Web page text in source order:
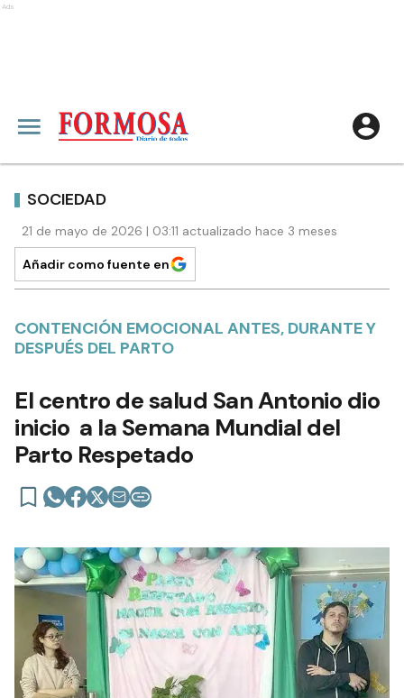
Ads
SOCIEDAD
21 de mayo de 2026 | 03:11 actualizado hace 3 meses
Añadir como fuente en
CONTENCIÓN EMOCIONAL ANTES, DURANTE Y
DESPUÉS DEL PARTO
El centro de salud San Antonio dio
inicio a la Semana Mundial del
Parto Respetado